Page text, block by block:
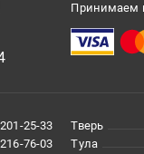
Принимаем
25-33
76-03
Тверь
Тула